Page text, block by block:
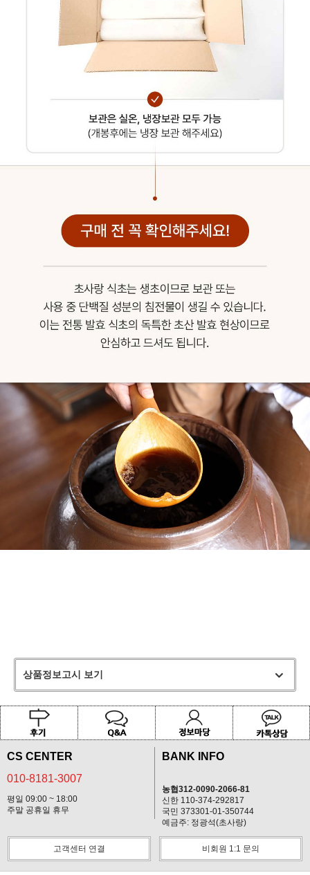
상품정보고시 보기
CS CENTER
010-8181-3007
평일 09:00 ~ 18:00
주말 공휴일 휴무
BANK INFO
농협312-0090-2066-81
신한 110-374-292817
국민 373301-01-350744
예금주: 정광석(초사랑)
고객센터 연결 비회원 1:1 문의